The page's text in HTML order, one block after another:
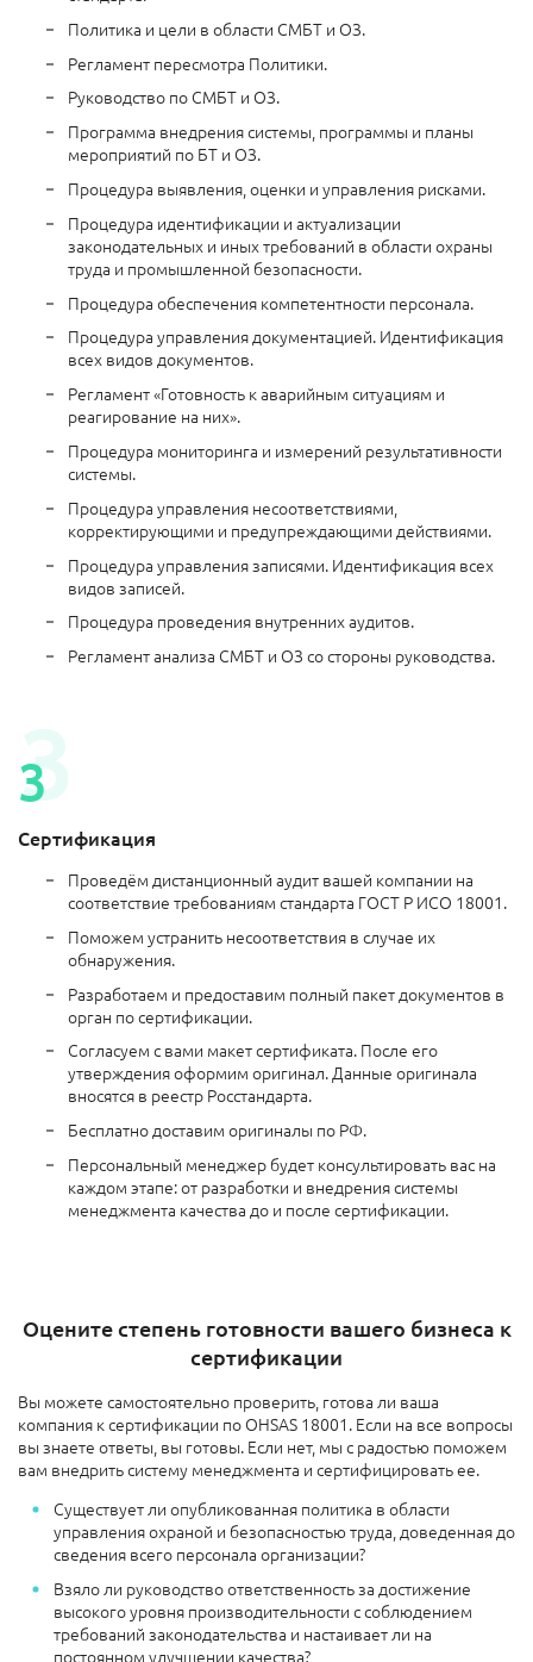
Политика и цели в области СМБТ и ОЗ.
Регламент пересмотра Политики.
Руководство по СМБТ и ОЗ.
Программа внедрения системы, программы и планы
мероприятий по БТ и ОЗ.
Процедура выявления, оценки и управления рисками.
Процедура идентификации и актуализации
законодательных и иных требований в области охраны
труда и промышленной безопасности.
Процедура обеспечения компетентности персонала.
Процедура управления документацией. Идентификация
всех видов документов.
Регламент «Готовность к аварийным ситуациям и
реагирование на них».
Процедура мониторинга и измерений результативности
системы.
Процедура управления несоответствиями,
корректирующими и предупреждающими действиями.
Процедура управления записями. Идентификация всех
видов записей.
Процедура проведения внутренних аудитов.
Регламент анализа СМБТ и ОЗ со стороны руководства.
Сертификация
Проведём дистанционный аудит вашей компании на
соответствие требованиям стандарта ГОСТ Р ИСО 18001.
Поможем устранить несоответствия в случае их
обнаружения.
Разработаем и предоставим полный пакет документов в
орган по сертификации.
Согласуем с вами макет сертификата. После его
утверждения оформим оригинал. Данные оригинала
вносятся в реестр Росстандарта.
Бесплатно доставим оригиналы по РФ.
Персональный менеджер будет консультировать вас на
каждом этапе: от разработки и внедрения системы
менеджмента качества до и после сертификации.
Оцените степень готовности вашего бизнеса к
сертификации
Вы можете самостоятельно проверить, готова ли ваша
компания к сертификации по OHSAS 18001. Если на все вопросы
вы знаете ответы, вы готовы. Если нет, мы с радостью поможем
вам внедрить систему менеджмента и сертифицировать ее.
Существует ли опубликованная политика в области
управления охраной и безопасностью труда, доведенная до
сведения всего персонала организации?
Взяло ли руководство ответственность за достижение
высокого уровня производительности с соблюдением
требований законодательства и настаивает ли на
постоянном улучшении качества?